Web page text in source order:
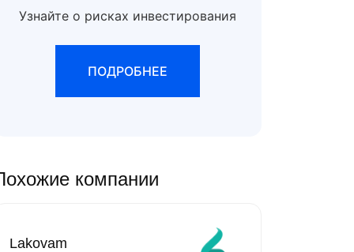
Узнайте о рисках инвестирования
ПОДРОБНЕЕ
компании
Lakovam